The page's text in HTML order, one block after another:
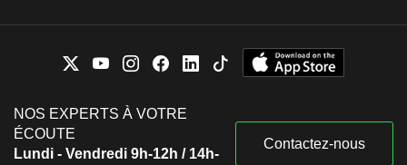
NOS EXPERTS À VOTRE
ÉCOUTE
Lundi - Vendredi 9h-12h / 14h-
Contactez-nous